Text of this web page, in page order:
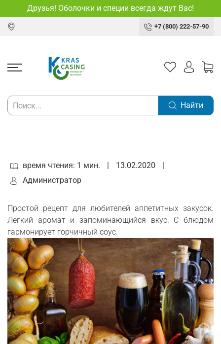
Друзья! Оболочки и специи всегда ждут Вас!
+7 (800) 222-57-90
Найти
время чтения: 1 мин. | 13.02.2020
|
Администратор
Простой рецепт для любителей аппетитных закусок.
Легкий аромат и запоминающийся вкус. С блюдом
гармонирует горчичный соус.